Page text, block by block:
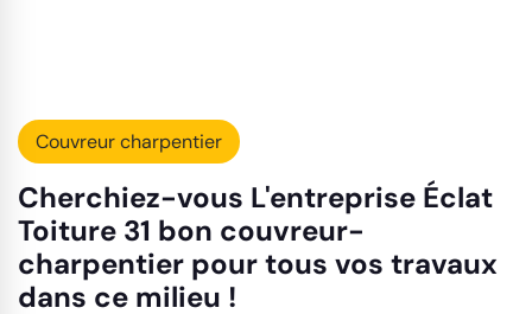
Couvreur charpentier
Cherchiez-vous L'entreprise Éclat
Toiture 31 bon couvreur-
charpentier pour tous vos travaux
dans ce milieu !